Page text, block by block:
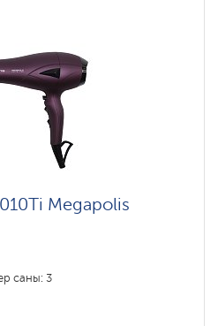
Megapolis
саны: 3